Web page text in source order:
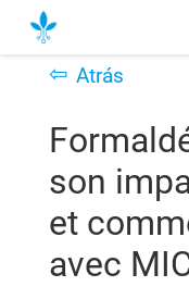
⇦ Atrás
son
et
avec